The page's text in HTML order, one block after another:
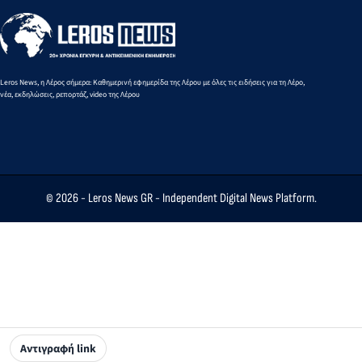
Νοτίου Αιγαίου
Αντιγραφή link
Leros News, η Λέρος σήμερα: Καθημερινή εφημερίδα της Λέρου με όλες τις ειδήσεις για τη Λέρο,
νέα, εκδηλώσεις, ρεπορτάζ, video της Λέρου
© 2026 - Leros News GR- Independent Digital News Platform.